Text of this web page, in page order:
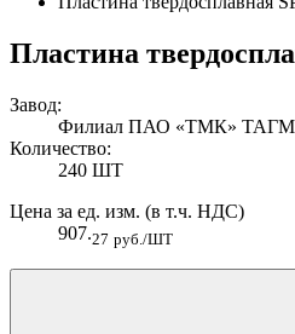
Пластина
Завод:
Филиал ПАО «ТМК» ТАГМЕТ,
Количество:
240 ШТ
Цена за ед. изм. (в т.ч. НДС)
907.27 руб./ШТ